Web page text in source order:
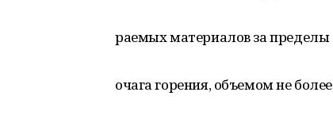
раемых материалов за пределы
очага горения, объемом не более